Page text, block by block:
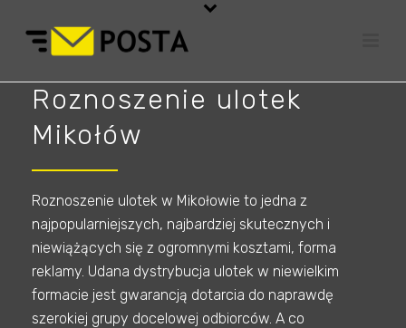
Roznoszenie ulotek
Mikołów
Roznoszenie ulotek w Mikołowie to jedna z
najpopularniejszych, najbardziej skutecznych i
niewiążących się z ogromnymi kosztami, forma
reklamy. Udana dystrybucja ulotek w niewielkim
formacie jest gwarancją dotarcia do naprawdę
szerokiej grupy docelowej odbiorców. A co